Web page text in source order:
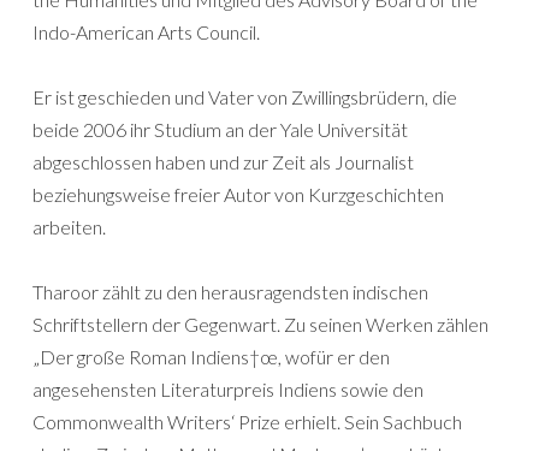
Indo-American Arts Council.
Er ist geschieden und Vater von Zwillingsbrüdern, die
beide 2006 ihr Studium an der Yale Universität
abgeschlossen haben und zur Zeit als Journalist
beziehungsweise freier Autor von Kurzgeschichten
arbeiten.
Tharoor zählt zu den herausragendsten indischen
Schriftstellern der Gegenwart. Zu seinen Werken zählen
„Der große Roman Indiens†œ, wofür er den
angesehensten Literaturpreis Indiens sowie den
Commonwealth Writers‘ Prize erhielt. Sein Sachbuch